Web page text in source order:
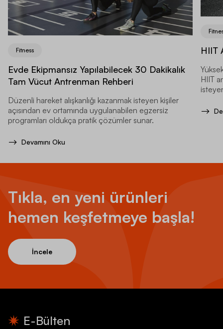
Fitness
Evde Ekipmansız Yapılabilecek 30 Dakikalık
Tam Vücut Antrenman Rehberi
Düzenli hareket alışkanlığı kazanmak isteyen kişiler
açısından ev ortamında uygulanabilen egzersiz
programları oldukça pratik çözümler sunar.
Devamını Oku
HIIT
HIIT
Tıkla, en yeni ürünleri
hemen keşfetmeye başla!
İncele
E-Bülten